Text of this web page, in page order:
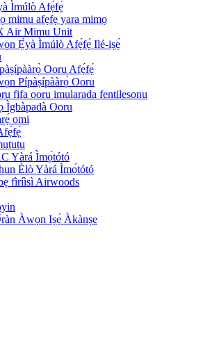
Ìmúlò Afẹ́fẹ́
mimu afẹfẹ yara mimọ
Air Mimu Unit
Ẹ̀yà Ìmúlò Afẹ́fẹ́ Ilé-iṣẹ́
Ooru Afẹ́fẹ́
Pípàṣípààrọ̀ Ooru
fifa ooru imularada fentilesonu
Ìgbàpadà Ooru
omi
Yàrá Ìmọ́tótó
Èlò Yàrá Ìmọ́tótó
fìríìsì Airwoods
Àwọn Iṣẹ́ Àkànṣe